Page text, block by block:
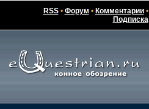
RSS• Форум • Комментарии•
Подписка